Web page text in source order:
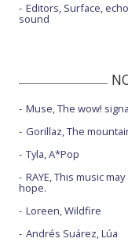
Editors, Surface,
sound
Muse, The wow!
Gorillaz, The
Tyla, A*Pop
RAYE, This music
hope.
Loreen, Wildfire
Andrés Suárez, Lúa